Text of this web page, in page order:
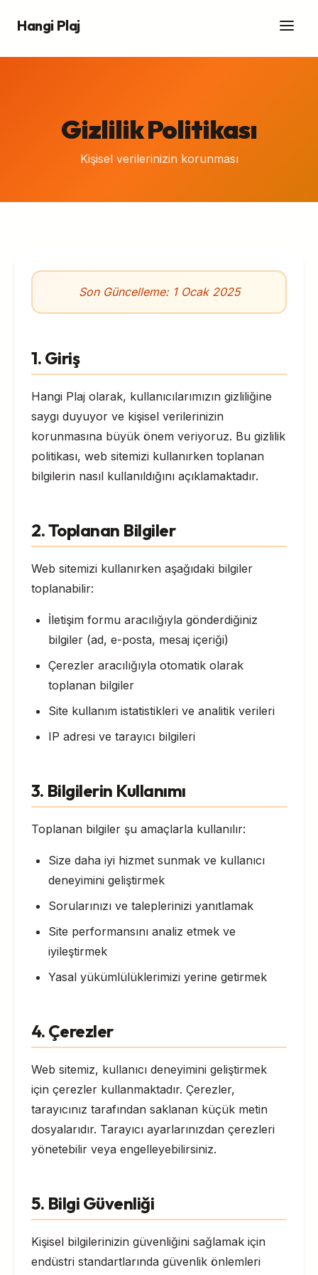
Hangi Plaj
Gizlilik Politikası
Kişisel verilerinizin korunması
Son Güncelleme: 1 Ocak 2025
1. Giriş
Hangi Plaj olarak, kullanıcılarımızın gizliliğine
saygı duyuyor ve kişisel verilerinizin
korunmasına büyük önem veriyoruz. Bu gizlilik
politikası, web sitemizi kullanırken toplanan
bilgilerin nasıl kullanıldığını açıklamaktadır.
2. Toplanan Bilgiler
Web sitemizi kullanırken aşağıdaki bilgiler
toplanabilir:
İletişim formu aracılığıyla gönderdiğiniz
bilgiler (ad, e-posta, mesaj içeriği)
Çerezler aracılığıyla otomatik olarak
toplanan bilgiler
Site kullanım istatistikleri ve analitik verileri
IP adresi ve tarayıcı bilgileri
3. Bilgilerin Kullanımı
Toplanan bilgiler şu amaçlarla kullanılır:
Size daha iyi hizmet sunmak ve kullanıcı
deneyimini geliştirmek
Sorularınızı ve taleplerinizi yanıtlamak
Site performansını analiz etmek ve
iyileştirmek
Yasal yükümlülüklerimizi yerine getirmek
4. Çerezler
Web sitemiz, kullanıcı deneyimini geliştirmek
için çerezler kullanmaktadır. Çerezler,
tarayıcınız tarafından saklanan küçük metin
dosyalarıdır. Tarayıcı ayarlarınızdan çerezleri
yönetebilir veya engelleyebilirsiniz.
5. Bilgi Güvenliği
Kişisel bilgilerinizin güvenliğini sağlamak için
endüstri standartlarında güvenlik önlemleri